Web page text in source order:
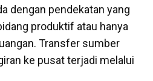
dengan pendekatan yang
produktif atau hanya
Transfer sumber
ke pusat terjadi melalui